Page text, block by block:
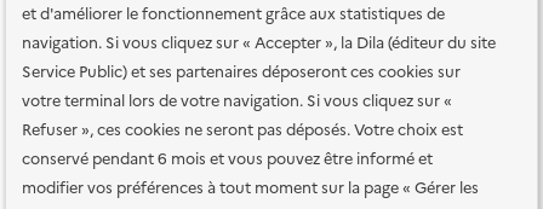
et d'améliorer le fonctionnement grâce aux statistiques de
navigation. Si vous cliquez sur « Accepter », la Dila (éditeur du site
Service Public) et ses partenaires déposeront ces cookies sur
votre terminal lors de votre navigation. Si vous cliquez sur «
Refuser », ces cookies ne seront pas déposés. Votre choix est
conservé pendant 6 mois et vous pouvez être informé et
modifier vos préférences à tout moment sur la page « Gérer les
Plan du site Accessibilité : totalement conforme
Accessibilité des
services en ligne Mentions légales Données personnelles et sécurité
Conditions générales d'utilisation Gestion des cookies